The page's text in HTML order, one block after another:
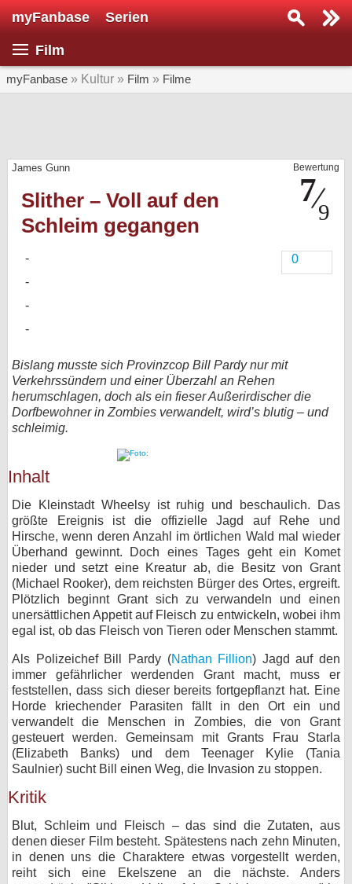
myFanbase Serien
Film
myFanbase » Kultur » Film » Filme
Bewertung
James Gunn
Slither – Voll auf den
Schleim gegangen
0
Bislang musste sich Provinzcop Bill Pardy nur mit
Verkehrssündern und einer Überzahl an Rehen
herumschlagen, doch als ein fieser Außerirdischer die
Dorfbewohner in Zombies verwandelt, wird’s blutig – und
schleimig.
Inhalt
Die Kleinstadt Wheelsy ist ruhig und beschaulich. Das
größte Ereignis ist die offizielle Jagd auf Rehe und
Hirsche, wenn deren Anzahl im örtlichen Wald mal wieder
Überhand gewinnt. Doch eines Tages geht ein Komet
nieder und setzt eine Kreatur ab, die Besitz von Grant
(Michael Rooker), dem reichsten Bürger des Ortes, ergreift.
Plötzlich beginnt Grant sich zu verwandeln und einen
unersättlichen Appetit auf Fleisch zu entwickeln, wobei ihm
egal ist, ob das Fleisch von Tieren oder Menschen stammt.
Als Polizeichef Bill Pardy (Nathan Fillion) Jagd auf den
immer gefährlicher werdenden Grant macht, muss er
feststellen, dass sich dieser bereits fortgepflanzt hat. Eine
Horde kriechender Parasiten fällt in den Ort ein und
verwandelt die Menschen in Zombies, die von Grant
gesteuert werden. Gemeinsam mit Grants Frau Starla
(Elizabeth Banks) und dem Teenager Kylie (Tania
Saulnier) sucht Bill einen Weg, die Invasion zu stoppen.
Kritik
Blut, Schleim und Fleisch – das sind die Zutaten, aus
denen dieser Film besteht. Spätestens nach zehn Minuten,
in denen uns die Charaktere etwas vorgestellt werden,
reiht sich eine Ekelszene an die nächste. Anders
Serie suchen...
SERIEN
Veranstaltungen
KULTUR
bei X
bei Facebook
Datenschutz
Cookie-Einstellungen
Impressum
Desktop-Ansicht